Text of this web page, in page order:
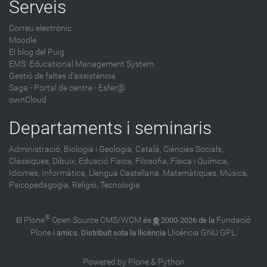
Serveis
Correu electrònic
Moodle
El blog del Puig
EMS: Educational Management System
Gestió de faltes d'assistència
Saga - Portal de centre - Esfer@
ownCloud
Departaments i seminaris
Administració, Biologia i Geologia, Català, Ciències Socials,
Clàssiques, Dibuix, Eduació Física, Filosofia, Física i Química,
Idiomes, Informàtica, Llengua Castellana, Matemàtiques, Música,
Psicopedagogia, Religió, Tecnologia
El Plone® Open Source CMS/WCM és © 2000-2026 de la Fundació
Plonei amics. Distribuït sota la llicència Llicència GNU GPL.
Powered by Plone & Python